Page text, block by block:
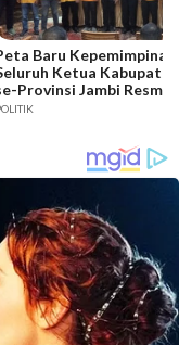
Baru Kepemimpinan
Ketua
Provinsi Jambi Resmi